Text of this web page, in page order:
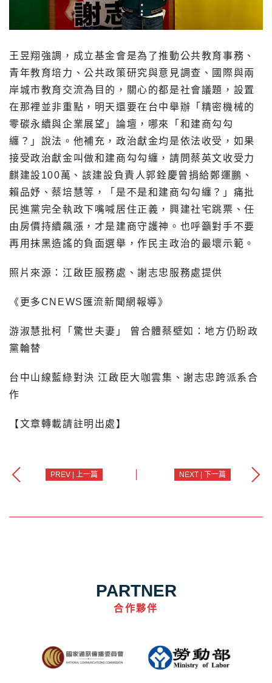
王昱翔強調，成立基金會是為了推動公共教育事務、
青年教育培力、公共政策研究與意見調查、國際與兩
岸城市教育交流為目的，關心的都是社會議題，設置
在那裡並非重點，明天還要在台中舉辦「精密機械的
零碳永續與企業展望」論壇，哪來「和建商勾勾
纏？」說法。他補充，政治獻金均是依法收受，如果
接受政治獻金叫做和建商勾勾纏，請問蔡英文收受力
麒建設100萬、該建設負責人郭銓慶曾捐給鄭運鵬、
賴品妤、蔡培慧等，「是不是和建商勾勾纏？」痛批
民進黨完全執政下嘴喊居住正義，興建社宅跳票、任
由房價持續飆漲，才是建商守護神。也呼籲對手不要
再用抹黑造謠的負面選舉，作民主政治的最壞示範。
照片來源：江啟臣服務處、謝志忠服務處提供
《更多CNEWS匯流新聞網報導》
游淑慧批柯「驚世夫妻」 曾合體蔡壁如：地方仍盼政
黨輪替
台中山線藍綠對決 江啟臣大咖雲集、謝志忠跨派系合
作
【文章轉載請註明出處】
PREV | 上一篇 NEXT | 下一篇
PARTNER
合作夥伴